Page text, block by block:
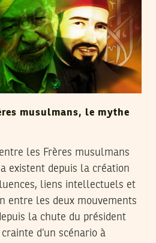
musulmans, le mythe
les Frères musulmans
existent depuis la création
liens intellectuels et
entre les deux mouvements
la chute du président
d’un scénario à